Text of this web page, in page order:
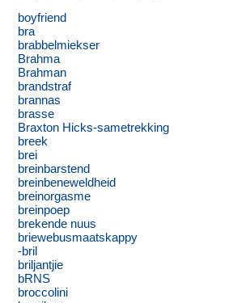
boyfriend
bra
brabbelmiekser
Brahma
Brahman
brandstraf
brannas
brasse
Braxton Hicks-sametrekking
breek
brei
breinbarstend
breinbeneweldheid
breinorgasme
breinpoep
brekende nuus
briewebusmaatskappy
-bril
briljantjie
bRNS
broccolini